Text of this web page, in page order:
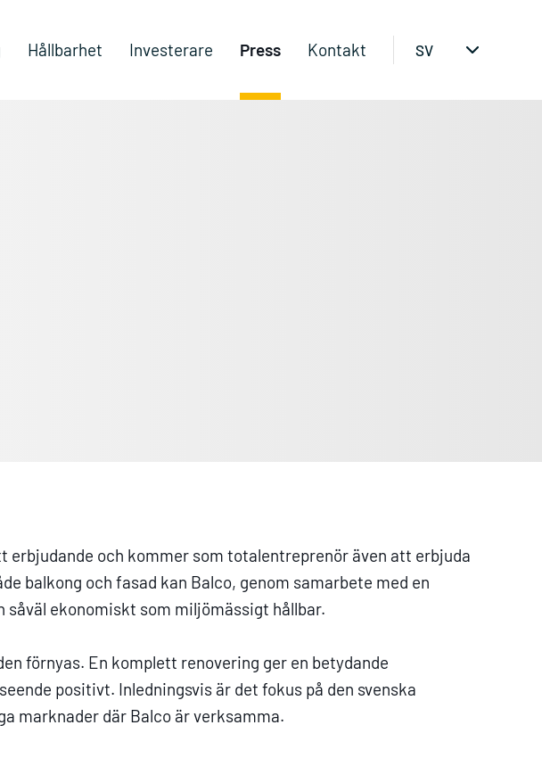
Hållbarhet Investerare Press Kontakt SV
och kommer som totalentreprenör även att erbjuda
balkong och fasad kan Balco, genom samarbete med en
ekonomiskt som miljömässigt hållbar.
förnyas. En komplett renovering ger en betydande
positivt. Inledningsvis är det fokus på den svenska
marknader där Balco är verksamma.